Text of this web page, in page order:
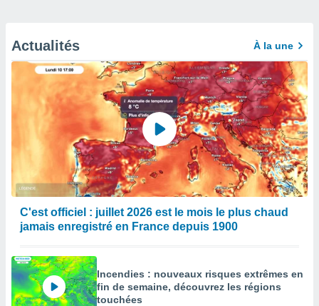
Actualités À la une
C'est officiel : juillet 2026 est le mois le plus chaud
jamais enregistré en France depuis 1900
Incendies : nouveaux risques extrêmes en
fin de semaine, découvrez les régions
touchées